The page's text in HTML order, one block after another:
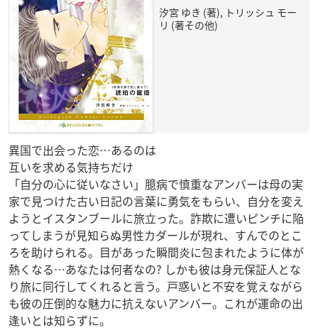
汐宮 ゆき (著), トリッシュ モー
リ (著その他)
異国で出会った恋…あるのは
互いを求める気持ちだけ
「自分の心に従いなさい」臆病で慎重なアンバーは母の実
家で見つけた古い日記の言葉に勇気をもらい、自分を変え
ようとイスタンブールに旅立った。詐欺に遭いピンチに陥
ってしまうが見知らぬ男性カダールが現れ、すんでのとこ
ろを助けられる。目があった瞬間炎に包まれたように体が
熱くなる…あなたは何者なの? しかも彼は身元保証人とな
り旅に同行してくれると言う。戸惑いと不安を覚えながら
も彼の圧倒的な魅力に抗えないアンバー。これが運命の出
逢いとは知らずに。